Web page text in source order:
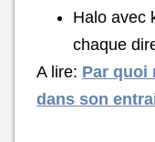
Halo avec
chaque
A lire: Par quoi
dans son